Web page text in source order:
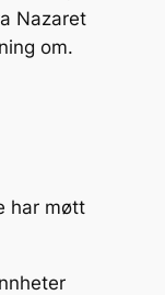
Nazaret
om.
har møtt